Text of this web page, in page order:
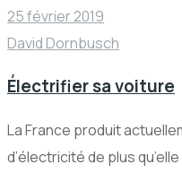
25 février 2019
David Dornbusch
Électrifier sa voiture
La France produit
d’électricité de plus